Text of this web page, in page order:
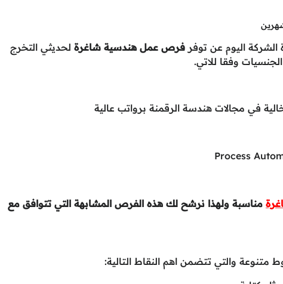
الشركة اليوم عن توفر فرص عمل هندسية شاغرة لحديثي التخرج
وفقا للاتي.
مناسبة ولهذا نرشح لك هذه الفرص المشابهة التي تتوافق مع
والتي تتضمن اهم النقاط التالية: